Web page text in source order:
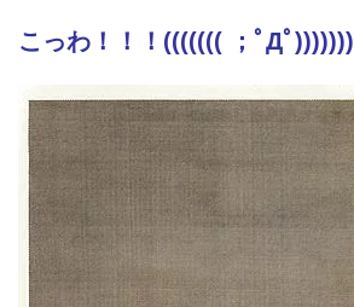
こっわ！！！((((((( ；ﾟДﾟ)))))))